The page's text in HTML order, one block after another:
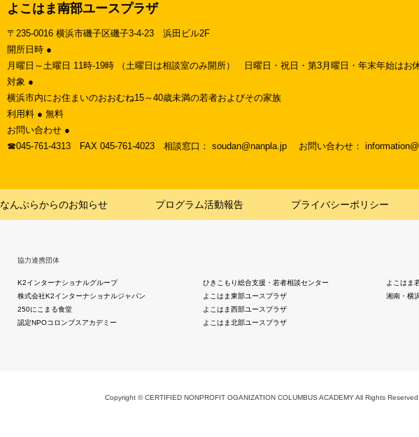
よこはま南部ユースプラザ
〒235-0016 横浜市磯子区磯子3-4-23 浜田ビル2F
開所日時 ●
月曜日～土曜日 11時-19時 （土曜日は相談室のみ開所）
日曜日・祝日・第3月曜日・年末年始はお
対象 ●
横浜市内にお住まいのおおむね15～40歳未満の若者およびその家族
利用料 ● 無料
お問い合わせ ●
☎︎045-761-4313 FAX 045-761-4023 相談窓口： soudan@nanpla.jp お問い合わせ：
なんぷらからのお知らせ プログラム活動報告 プライバシーポリシー
協力連携団体
K2インターナショナルグループ
株式会社K2インターナショナルジャパン
250にこまる食堂
認定NPOコロンブスアカデミー
ひきこもり総合支援・若者相談センター
よこはま東部ユースプラザ
よこはま西部ユースプラザ
よこはま北部ユースプラザ
よこはま
湘南・横
Copyright © CERTIFIED NONPROFIT OGANIZATION COLUMBUS ACADEMYAll Rights Reserved.